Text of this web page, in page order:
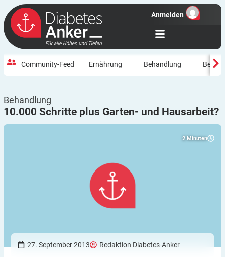
Anmelden
Community-Feed Ernährung Behandlung
Behandlung
10.000 Schritte plus Garten- und Hausarbeit?
2 Minuten
27. September 2013 Redaktion Diabetes-Anker